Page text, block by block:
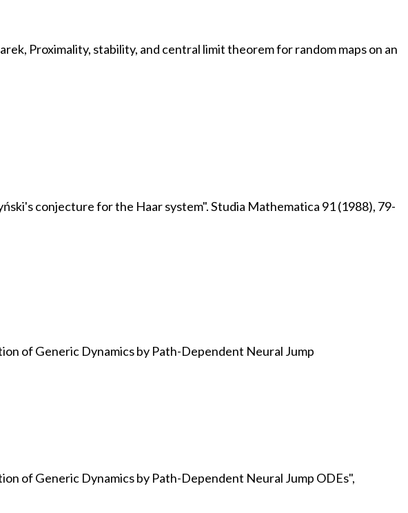
Proximality, stability, and central limit theorem for random maps on an
conjecture for the Haar system". Studia Mathematica 91 (1988), 79-
of Generic Dynamics by Path-Dependent Neural Jump
of Generic Dynamics by Path-Dependent Neural Jump ODEs",